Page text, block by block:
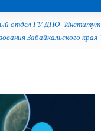
отдел ГУ ДПО "Институт
Забайкальского края"